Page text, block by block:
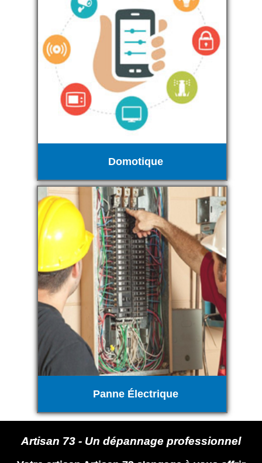
Domotique
Panne Électrique
Artisan 73 - Un dépannage professionnel